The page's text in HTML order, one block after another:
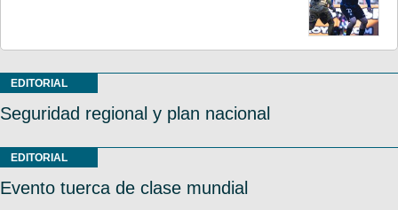
EDITORIAL
Seguridad regional y plan nacional
EDITORIAL
Evento tuerca de clase mundial